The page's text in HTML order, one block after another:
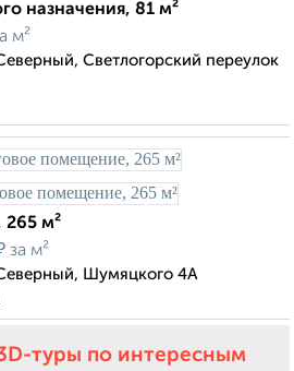
назначения, 81 м²
м²
Светлогорский переулок
м²
за м²
Шумяцкого 4А
туры по интересным